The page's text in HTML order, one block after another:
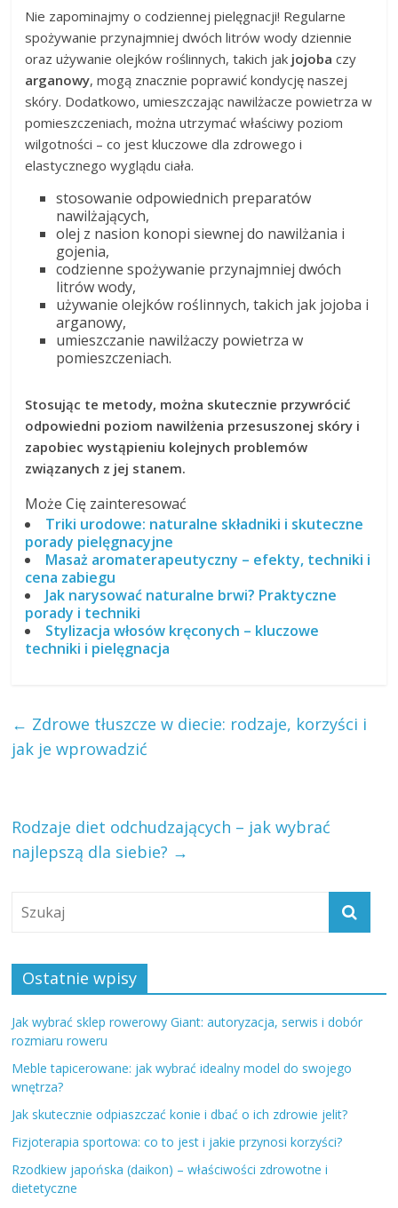
Nie zapominajmy o codziennej pielęgnacji! Regularne
spożywanie przynajmniej dwóch litrów wody dziennie
oraz używanie olejków roślinnych, takich jak jojoba czy
arganowy, mogą znacznie poprawić kondycję naszej
skóry. Dodatkowo, umieszczając nawilżacze powietrza w
pomieszczeniach, można utrzymać właściwy poziom
wilgotności – co jest kluczowe dla zdrowego i
elastycznego wyglądu ciała.
stosowanie odpowiednich preparatów
nawilżających,
olej z nasion konopi siewnej do nawilżania i
gojenia,
codzienne spożywanie przynajmniej dwóch
litrów wody,
używanie olejków roślinnych, takich jak jojoba i
arganowy,
umieszczanie nawilżaczy powietrza w
pomieszczeniach.
Stosując te metody, można skutecznie przywrócić
odpowiedni poziom nawilżenia przesuszonej skóry i
zapobiec wystąpieniu kolejnych problemów
związanych z jej stanem.
Może Cię zainteresować
Triki urodowe: naturalne składniki i skuteczne
porady pielęgnacyjne
Masaż aromaterapeutyczny – efekty, techniki i
cena zabiegu
Jak narysować naturalne brwi? Praktyczne
porady i techniki
Stylizacja włosów kręconych – kluczowe
techniki i pielęgnacja
← Zdrowe tłuszcze w diecie: rodzaje, korzyści i
jak je wprowadzić
Rodzaje diet odchudzających – jak wybrać
najlepszą dla siebie? →
Ostatnie wpisy
Jak wybrać sklep rowerowy Giant: autoryzacja, serwis i dobór
rozmiaru roweru
Meble tapicerowane: jak wybrać idealny model do swojego
wnętrza?
Jak skutecznie odpiaszczać konie i dbać o ich zdrowie jelit?
Fizjoterapia sportowa: co to jest i jakie przynosi korzyści?
Rzodkiew japońska (daikon) – właściwości zdrowotne i
dietetyczne